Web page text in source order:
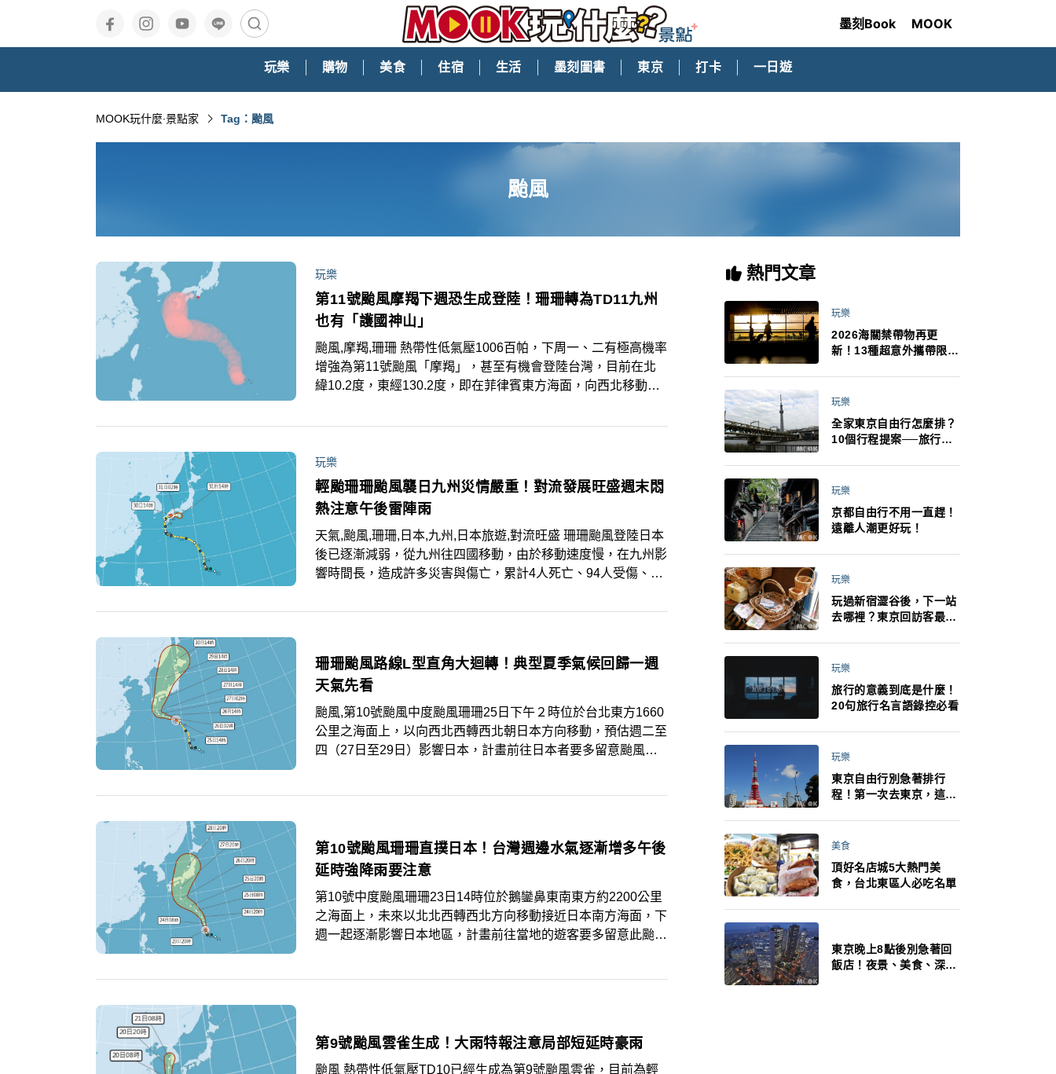
墨刻Book MOOK
玩樂 購物 美食 住宿 生活 墨刻圖書 東京 打卡 一日遊
MOOK玩什麼‧景點家 Tag：颱風
颱風
玩樂
第11號颱風摩羯下週恐生成登陸！珊珊轉為TD11九州
也有「護國神山」
颱風,摩羯,珊珊 熱帶性低氣壓1006百帕，下周一、二有極高機率
增強為第11號颱風「摩羯」，甚至有機會登陸台灣，目前在北
緯10.2度，東經130.2度，即在菲律賓東方海面，向西北移動，
玩樂
輕颱珊珊颱風襲日九州災情嚴重！對流發展旺盛週末悶
熱注意午後雷陣雨
天氣,颱風,珊珊,日本,九州,日本旅遊,對流旺盛 珊珊颱風登陸日本
後已逐漸減弱，從九州往四國移動，由於移動速度慢，在九州影
響時間長，造成許多災害與傷亡，累計4人死亡、94人受傷、1
本州移動，由於移動速度慢，在九州影響時間長，造成許多災害
雲到晴，午後中南部地區及其他山區有局部短暫雷陣雨，清晨中
南部地區有零星短暫陣雨。
珊珊颱風路線L型直角大迴轉！典型夏季氣候回歸一週
天氣先看
颱風,第10號颱風中度颱風珊珊25日下午２時位於台北東方1660
公里之海面上，以向西北西轉西北朝日本方向移動，預估週二至
四（27日至29日）影響日本，計畫前往日本者要多留意颱風最
第10號颱風珊珊直撲日本！台灣週邊水氣逐漸增多午後
延時強降雨要注意
第10號中度颱風珊珊23日14時位於鵝鑾鼻東南東方約2200公里
之海面上，未來以北北西轉西北方向移動接近日本南方海面，下
週一起逐漸影響日本地區，計畫前往當地的遊客要多留意此颱風
第9號颱風雲雀生成！大雨特報注意局部短延時豪雨
颱風 熱帶性低氣壓TD10已經生成為第9號颱風雲雀，目前為輕
熱門文章
玩樂
2026海關禁帶物再更
新！13種超意外攜帶限
最高還罰百萬！注意事項
玩樂
全家東京自由行怎麼排？
10個行程提案──旅行不
法！
玩樂
京都自由行不用一直趕！
遠離人潮更好玩！
玩樂
玩過新宿澀谷後，下一站
去哪裡？東京回訪客最推
玩樂
旅行的意義到底是什麼！
20句旅行名言語錄控必看
玩樂
東京自由行別急著排行
程！第一次去東京，這10
美食
頂好名店城5大熱門美
食，台北東區人必吃名單
東京晚上8點後別急著回
飯店！夜景、美食、深夜